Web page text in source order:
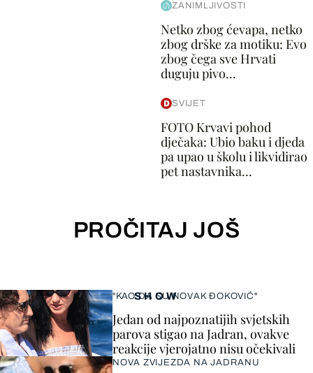
ZANIMLJIVOSTI
Netko zbog ćevapa, netko
zbog drške za motiku: Evo
zbog čega sve Hrvati
duguju pivo...
SVIJET
FOTO Krvavi pohod
dječaka: Ubio baku i djeda
pa upao u školu i likvidirao
pet nastavnika...
PROČITAJ JOŠ
SHOW
"KAO DA SU NOVAK ĐOKOVIĆ"
Jedan od najpoznatijih svjetskih
parova stigao na Jadran, ovakve
reakcije vjerojatno nisu očekivali
NOVA ZVIJEZDA NA JADRANU